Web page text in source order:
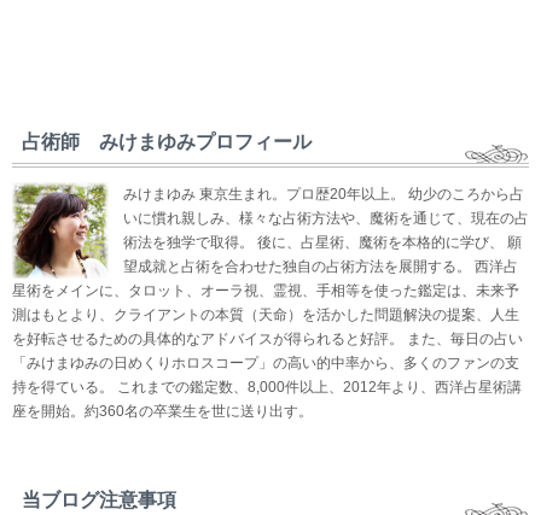
占術師 みけまゆみプロフィール
みけまゆみ 東京生まれ。プロ歴20年以上。 幼少のころから占
いに慣れ親しみ、様々な占術方法や、魔術を通じて、現在の占
術法を独学で取得。 後に、占星術、魔術を本格的に学び、 願
望成就と占術を合わせた独自の占術方法を展開する。 西洋占
星術をメインに、タロット、オーラ視、霊視、手相等を使った鑑定は、未来予
測はもとより、クライアントの本質（天命）を活かした問題解決の提案、人生
を好転させるための具体的なアドバイスが得られると好評。 また、毎日の占い
「みけまゆみの日めくりホロスコープ」の高い的中率から、多くのファンの支
持を得ている。 これまでの鑑定数、8,000件以上、2012年より、西洋占星術講
座を開始。約360名の卒業生を世に送り出す。
当ブログ注意事項